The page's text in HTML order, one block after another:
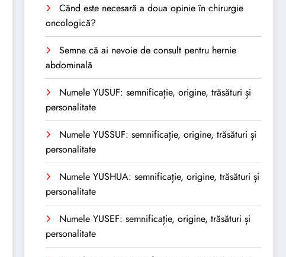
Când este necesară a doua opinie în chirurgie
oncologică?
Semne că ai nevoie de consult pentru hernie
abdominală
Numele YUSUF: semnificație, origine, trăsături și
personalitate
Numele YUSSUF: semnificație, origine, trăsături și
personalitate
Numele YUSHUA: semnificație, origine, trăsături și
personalitate
Numele YUSEF: semnificație, origine, trăsături și
personalitate